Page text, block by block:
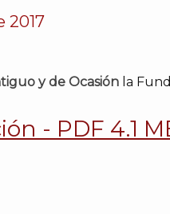
2017
y de Ocasión la
- PDF 4.1